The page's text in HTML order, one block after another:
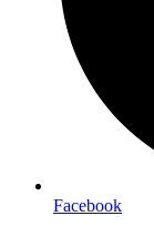
Facebook